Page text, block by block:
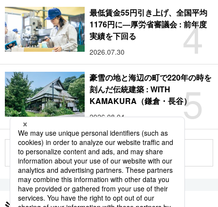
4
最低賃金55円引き上げ、全国平均
1176円に―厚労省審議会 : 前年度
実績を下回る
2026.07.30
5
豪雪の地と海辺の町で220年の時を
刻んだ伝統建築 : WITH
KAMAKURA（鎌倉・長谷）
2026.08.04
もっと見る